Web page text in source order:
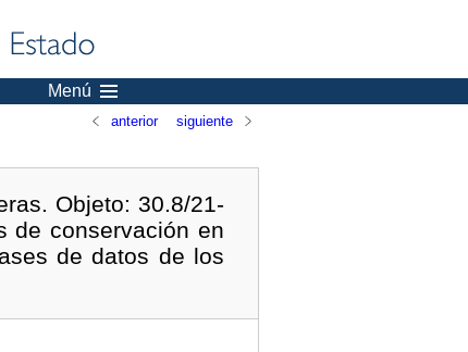
Menú
anterior siguiente
Objeto: 30.8/21-
de conservación en
de datos de los